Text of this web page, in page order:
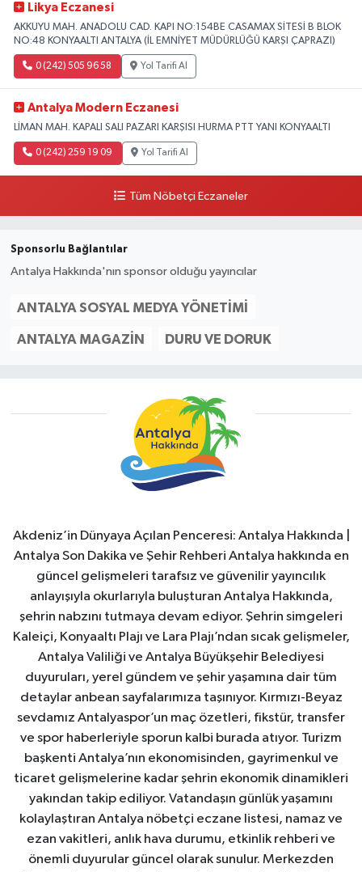
Likya Eczanesi
AKKUYU MAH. ANADOLU CAD. KAPI NO:154BE CASAMAX SİTESİ B BLOK
NO:48 KONYAALTI ANTALYA (İL EMNİYET MÜDÜRLÜĞÜ KARŞI ÇAPRAZI)
0 (242) 505 96 58 Yol Tarifi Al
Antalya Modern Eczanesi
LİMAN MAH. KAPALI SALI PAZARI KARŞISI HURMA PTT YANI KONYAALTI
0 (242) 259 19 09 Yol Tarifi Al
Tüm Nöbetçi Eczaneler
Sponsorlu Bağlantılar
Antalya Hakkında'nın sponsor olduğu yayıncılar
ANTALYA SOSYAL MEDYA YÖNETIMI
ANTALYA MAGAZIN DURU VE DORUK
Akdeniz’in Dünyaya Açılan Penceresi: Antalya Hakkında |
Antalya Son Dakika ve Şehir Rehberi Antalya hakkında en
güncel gelişmeleri tarafsız ve güvenilir yayıncılık
anlayışıyla okurlarıyla buluşturan Antalya Hakkında,
şehrin nabzını tutmaya devam ediyor. Şehrin simgeleri
Kaleiçi, Konyaaltı Plajı ve Lara Plajı’ndan sıcak gelişmeler,
Antalya Valiliği ve Antalya Büyükşehir Belediyesi
duyuruları, yerel gündem ve şehir yaşamına dair tüm
detaylar anbean sayfalarımıza taşınıyor. Kırmızı-Beyaz
sevdamız Antalyaspor’un maç özetleri, fikstür, transfer
ve spor haberleriyle sporun kalbi burada atıyor. Turizm
başkenti Antalya’nın ekonomisinden, gayrimenkul ve
ticaret gelişmelerine kadar şehrin ekonomik dinamikleri
yakından takip ediliyor. Vatandaşın günlük yaşamını
kolaylaştıran Antalya nöbetçi eczane listesi, namaz ve
ezan vakitleri, anlık hava durumu, etkinlik rehberi ve
önemli duyurular güncel olarak sunulur. Merkezden